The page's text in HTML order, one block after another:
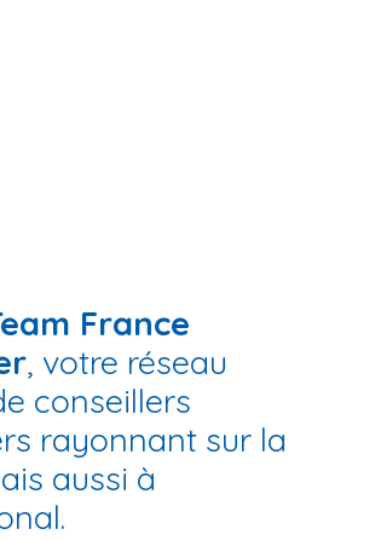
France
, votre réseau
conseillers
rayonnant sur la
aussi à